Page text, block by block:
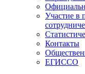
Участие в
Контакты
ЕГИССО